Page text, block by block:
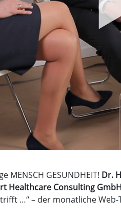
GESUNDHEIT! Dr.
Healthcare Consulting
…“ – der monatliche